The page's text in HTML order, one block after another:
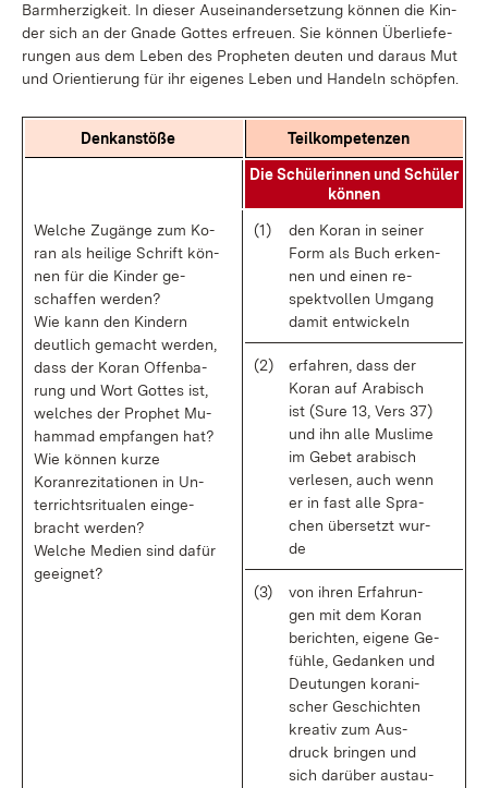
Barm­her­zig­keit. In die­ser Aus­ein­an­der­set­zung kön­nen die Kin­
der sich an der Gna­de Got­tes er­freu­en. Sie kön­nen Über­lie­fe­
run­gen aus dem Le­ben des Pro­phe­ten deu­ten und dar­aus Mut
und Ori­en­tie­rung für ihr ei­ge­nes Le­ben und Han­deln schöp­fen.
Denk­an­stö­ße Teil­kom­pe­ten­zen
Die Schü­le­rin­nen und Schü­ler
kön­nen
Wel­che Zu­gän­ge zum Ko­
ran als hei­li­ge Schrift kön­
nen für die Kin­der ge­
schaf­fen wer­den?
Wie kann den Kin­dern
deut­lich ge­macht wer­den,
dass der Ko­ran Of­fen­ba­
rung und Wort Got­tes ist,
wel­ches der Pro­phet Mu­
ham­mad emp­fan­gen hat?
Wie kön­nen kur­ze
Koranre­zi­ta­tio­nen in Un­
ter­richts­ri­tua­len ein­ge­
bracht wer­den?
Wel­che Me­di­en sind da­für
ge­eig­net?
(1)
den Ko­ran in sei­ner
Form als Buch er­ken­
nen und ei­nen re­
spekt­vol­len Um­gang
da­mit ent­wi­ckeln
(2)
er­fah­ren, dass der
Ko­ran auf Ara­bisch
ist (Su­re 13, Vers 37)
und ihn al­le Mus­li­me
im Ge­bet ara­bisch
ver­le­sen, auch wenn
er in fast al­le Spra­
chen über­setzt wur­
de
(3)
von ih­ren Er­fah­run­
gen mit dem Ko­ran
be­rich­ten, ei­ge­ne Ge­
füh­le, Ge­dan­ken und
Deu­tun­gen ko­ra­ni­
scher Ge­schich­ten
krea­tiv zum Aus­
druck brin­gen und
sich dar­über aus­tau­